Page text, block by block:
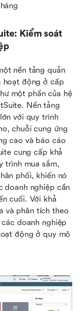
Kiểm soát
nền tảng quản
hoạt động ở cấp
một phần của hệ
Nền tảng
với quy trình
chuỗi cung ứng
cao và báo cáo
cung cấp khả
trình mua sắm,
phối, khiến nó
doanh nghiệp cần
cuối. Với khả
và phân tích theo
doanh nghiệp
động ở quy mô